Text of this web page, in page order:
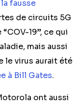
la fausse
de circuits 5G
19”, ce qui
mais aussi
le virus aurait été
à Bill Gates.
ont aussi